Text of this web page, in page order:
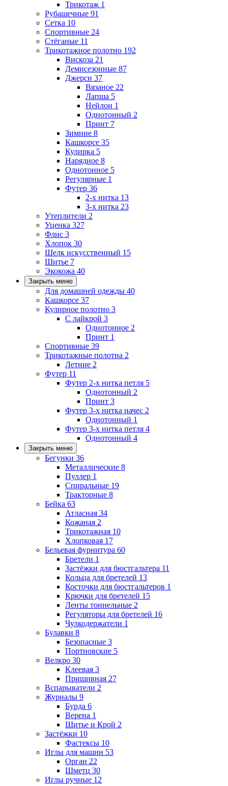
Трикотаж 1
Рубашечные 91
Сетка 10
Спортивные 24
Стёганые 11
Трикотажное полотно 192
Вискоза 21
Демисезонные 87
Джерси 37
Вязаное 22
Лапша 5
Нейлон 1
Однотонный 2
Принт 7
Зимние 8
Кашкорсе 35
Кулирка 5
Нарядное 8
Однотонное 5
Регулярные 1
Футер 36
2-х нитка 13
3-х нитка 23
Утеплители 2
Уценка 327
Флис 3
Хлопок 30
Шелк искусственный 15
Шитье 7
Экокожа 40
Закрыть меню
Для домашней одежды 40
Кашкорсе 37
Кулирное полотно 3
С лайкрой 3
Однотонное 2
Принт 1
Спортивные 39
Трикотажные полотна 2
Летние 2
Футер 11
Футер 2-х нитка петля 5
Однотонный 2
Принт 3
Футер 3-х нитка начес 2
Однотонный 1
Футер 3-х нитка петля 4
Однотонный 4
Закрыть меню
Бегунки 36
Металлические 8
Пуллер 1
Спиральные 19
Тракторные 8
Бейка 63
Атласная 34
Кожаная 2
Трикотажная 10
Хлопковая 17
Бельевая фурнитура 60
Бретели 1
Застёжки для бюстгальтера 11
Кольца для бретелей 13
Косточки для бюстгальтеров 1
Крючки для бретелей 15
Ленты тоннельные 2
Регуляторы для бретелей 16
Чулкодержатели 1
Булавки 8
Безопасные 3
Портновские 5
Велкро 30
Клеевая 3
Пришивная 27
Вспарыватели 2
Журналы 9
Бурда 6
Верена 1
Шитье и Крой 2
Застёжки 10
Фастексы 10
Иглы для машин 53
Орган 22
Шметц 30
Иглы ручные 12